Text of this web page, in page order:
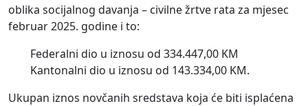
oblika socijalnog davanja – civilne žrtve rata za mjesec
februar 2025. godine i to:
Federalni dio u iznosu od 334.447,00 KM
Kantonalni dio u iznosu od 143.334,00 KM.
Ukupan iznos novčanih sredstava koja će biti isplaćena